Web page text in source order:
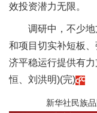
效投资潜力无限。
调研中，不少
和项目切实补短板
济平稳运行提供有
恒、刘洪明)(完)
新华社民族